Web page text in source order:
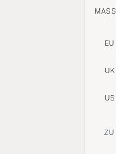
MASSE
EU
UK
US
ZU